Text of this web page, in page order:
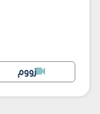
زووم